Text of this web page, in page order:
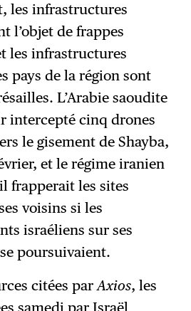
les infrastructures
l’objet de frappes
les infrastructures
pays de la région sont
L’Arabie saoudite
intercepté cinq drones
le gisement de Shayba,
et le régime iranien
frapperait les sites
voisins si les
israéliens sur ses
poursuivaient.
citées parAxios, les
samedi par Israël